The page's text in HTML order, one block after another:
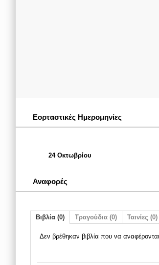
Εορταστικές Ημερομηνίες
24 Οκτωβρίου
Αναφορές
Βιβλία (0) Τραγούδια (0) Ταινίες (0)
Δεν βρέθηκαν βιβλία που να